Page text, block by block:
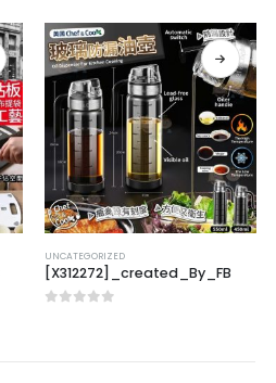
UNCATEGORIZED
[X312272]_created_By_FB